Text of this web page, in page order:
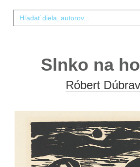
Slnko na
Róbert